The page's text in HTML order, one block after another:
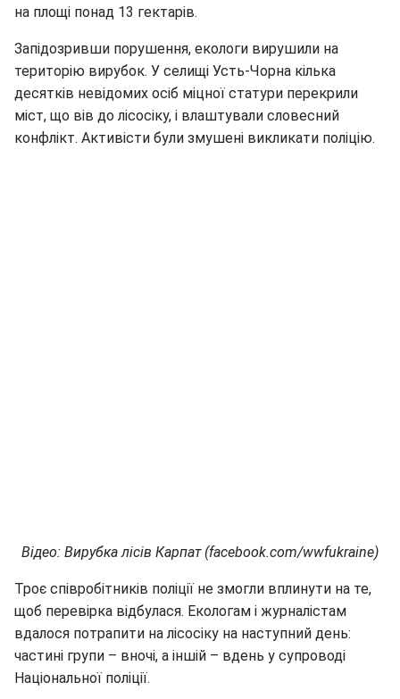
на площі понад 13 гектарів.
Запідозривши порушення, екологи вирушили на
територію вирубок. У селищі Усть-Чорна кілька
десятків невідомих осіб міцної статури перекрили
міст, що вів до лісосіку, і влаштували словесний
конфлікт. Активісти були змушені викликати поліцію.
Відео: Вирубка лісів Карпат (facebook.com/wwfukraine)
Троє співробітників поліції не змогли вплинути на те,
щоб перевірка відбулася. Екологам і журналістам
вдалося потрапити на лісосіку на наступний день:
частині групи – вночі, а іншій – вдень у супроводі
Національної поліції.